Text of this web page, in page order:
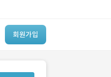
회원가입